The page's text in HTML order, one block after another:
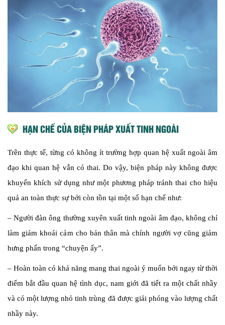
HẠN CHẾ CỦA BIỆN PHÁP XUẤT TINH NGOÀI
Trên thực tế, từng có không ít trường hợp quan hệ xuất ngoài âm
đạo khi quan hệ vẫn có thai. Do vậy, biện pháp này không được
khuyến khích sử dụng như một phương pháp tránh thai cho hiệu
quả an toàn thực sự bởi còn tồn tại một số hạn chế như:
– Người đàn ông thường xuyên xuất tinh ngoài âm đạo, không chỉ
làm giảm khoái cảm cho bản thân mà chính người vợ cũng giảm
hưng phấn trong “chuyện ấy”.
– Hoàn toàn có khả năng mang thai ngoài ý muốn bởi ngay từ thời
điểm bắt đầu quan hệ tình dục, nam giới đã tiết ra một chất nhầy
và có một lượng nhỏ tinh trùng đã được giải phóng vào lượng chất
nhầy này.